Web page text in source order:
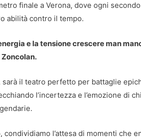
finale a Verona, dove ogni
abilità contro il tempo.
e la tensione crescere man
il teatro perfetto per battaglie
l’incertezza e l’emozione di
l’attesa di momenti che